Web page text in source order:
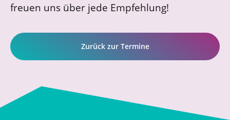
freuen uns über jede Empfehlung!
Zurück zur Termine